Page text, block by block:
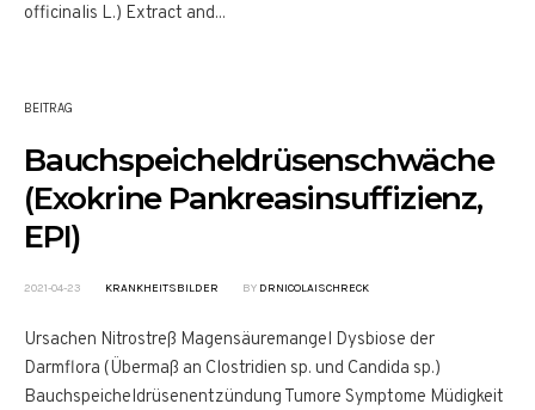
officinalis L.) Extract and...
BEITRAG
Bauchspeicheldrüsenschwäche
(Exokrine Pankreasinsuffizienz,
EPI)
2021-04-23 KRANKHEITSBILDER BY DRNICOLAISCHRECK
Ursachen Nitrostreß Magensäuremangel Dysbiose der
Darmflora (Übermaß an Clostridien sp. und Candida sp.)
Bauchspeicheldrüsenentzündung Tumore Symptome Müdigkeit